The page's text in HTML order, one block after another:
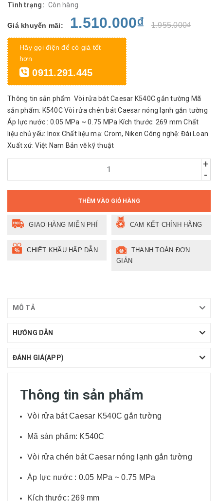
Tình trạng: Còn hàng
Giá khuyến mãi: 1.510.000₫ 1.955.000₫
Hãy gọi điện để có giá tốt
hơn
0911.291.445
Thông tin sản phẩm Vòi rửa bát Caesar K540C gắn tường Mã
sản phẩm: K540C Vòi rửa chén bát Caesar nóng lạnh gắn tường
Áp lực nước : 0.05 MPa ~ 0.75 MPa Kích thước: 269 mm Chất
liệu chủ yếu: Inox Chất liệu mạ: Crom, Niken Công nghệ: Đài Loan
Xuất xứ: Việt Nam Bản vẽ kỹ thuật
+
-
THÊM VÀO GIỎ HÀNG
GIAO HÀNG MIỄN PHÍ CAM KẾT CHÍNH HÃNG
CHIẾT KHẤU HẤP DẪN
THANH TOÁN ĐƠN
GIẢN
MÔ TẢ
HƯỚNG DẪN
ĐÁNH GIÁ(APP)
Thông tin sản phẩm
Vòi rửa bát Caesar K540C gắn tường
Mã sản phẩm: K540C
Vòi rửa chén bát Caesar nóng lạnh gắn tường
Áp lực nước : 0.05 MPa ~ 0.75 MPa
Kích thước: 269 mm